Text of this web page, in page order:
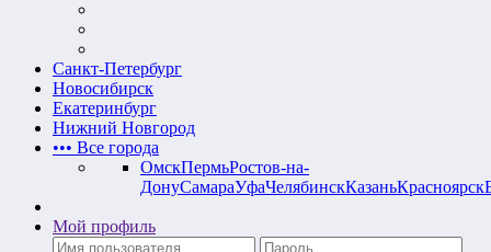
Санкт-Петербург
Новосибирск
Екатеринбург
Нижний Новгород
••• Все города
ОмскПермьРостов-на-
ДонуСамараУфаЧелябинскКазаньКрасноярск
Мой профиль